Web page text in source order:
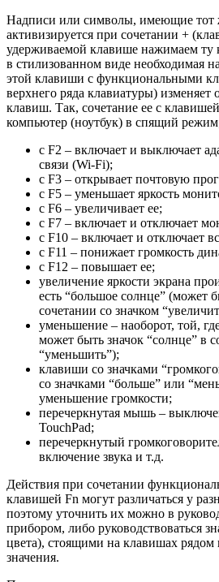
Надписи или символы, имеющие тот
активизируется при сочетании +
удерживаемой клавише нажимаем ту
в стилизованном виде необходимая
этой клавиши с функциональными
верхнего ряда клавиатуры) изменяет
клавиш. Так, сочетание ее с
компьютер (ноутбук) в спящий
с F2 – включает и выключает
связи (Wi-Fi);
с F3 – открывает почтовую
с F5 – уменьшает яркость
с F6 – увеличивает ее;
с F7 – включает и отключает
с F10 – включает и отключает
с F11 – понижает громкость
с F12 – повышает ее;
увеличение яркости экрана
есть “большое солнце” (может
сочетании со значком
уменьшение – наоборот, той,
может быть значок “солнце” в
“уменьшить”);
клавиши со значками
со значками “больше” или
уменьшение громкости;
перечеркнутая мышь –
TouchPad;
перечеркнутый
включение звука и т.д.
Действия при сочетании
клавишей Fn могут различаться у
поэтому уточнить их можно в
прибором, либо руководствоваться
цвета), стоящими на клавишах
значения.